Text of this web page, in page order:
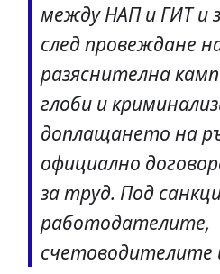
между НАП и ГИТ и
след провеждане
разяснителна
глоби и
доплащането на
официално
за труд. Под
работодателите,